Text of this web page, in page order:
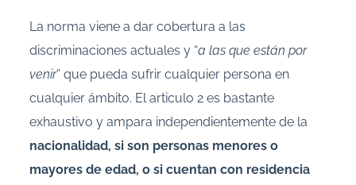
La norma viene a dar cobertura a las
discriminaciones actuales y “a las que están por
venir” que pueda sufrir cualquier persona en
cualquier ámbito. El articulo 2 es bastante
exhaustivo y ampara independientemente de la
nacionalidad, si son personas menores o
mayores de edad, o si cuentan con residencia